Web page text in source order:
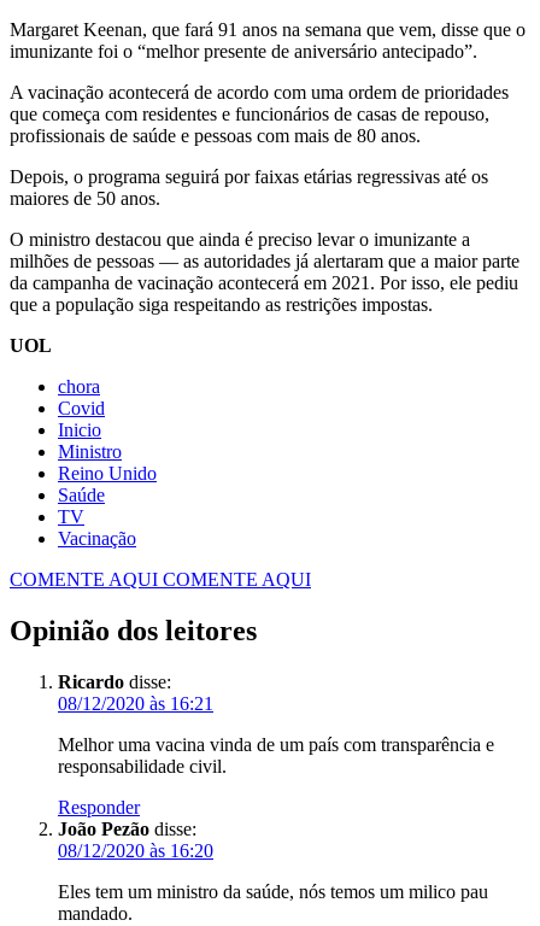
Margaret Keenan, que fará 91 anos na semana que vem, disse que o
imunizante foi o “melhor presente de aniversário antecipado”.
A vacinação acontecerá de acordo com uma ordem de prioridades
que começa com residentes e funcionários de casas de repouso,
profissionais de saúde e pessoas com mais de 80 anos.
Depois, o programa seguirá por faixas etárias regressivas até os
maiores de 50 anos.
O ministro destacou que ainda é preciso levar o imunizante a
milhões de pessoas — as autoridades já alertaram que a maior parte
da campanha de vacinação acontecerá em 2021. Por isso, ele pediu
que a população siga respeitando as restrições impostas.
UOL
chora
Covid
Inicio
Ministro
Reino Unido
Saúde
TV
Vacinação
COMENTE AQUI COMENTE AQUI
Opinião dos leitores
Ricardo disse:
08/12/2020 às 16:21
Melhor uma vacina vinda de um país com transparência e
responsabilidade civil.
Responder
João Pezão disse:
08/12/2020 às 16:20
Eles tem um ministro da saúde, nós temos um milico pau
mandado.